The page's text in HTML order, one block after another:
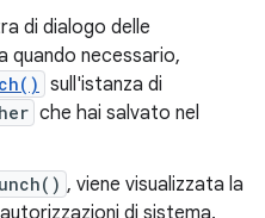
di dialogo delle
quando necessario,
sull'istanza di
che hai salvato nel
, viene visualizzata la